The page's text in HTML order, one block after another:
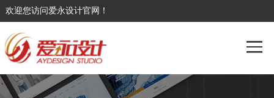
欢迎您访问爱永设计官网！